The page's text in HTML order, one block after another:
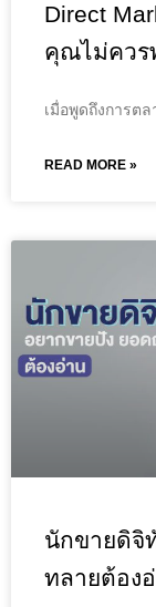
Direct
คุณไม่ควร
เมื่อพูดถึงการต
READ MORE »
นักขายดิจิ
ทลายต้อง